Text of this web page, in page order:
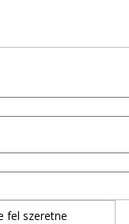
fel szeretne